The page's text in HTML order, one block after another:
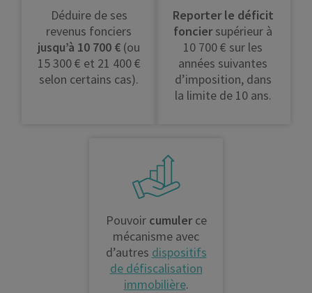
Déduire de ses
revenus fonciers
jusqu’à 10 700 € (ou
15 300 € et 21 400 €
selon certains cas).
Reporter le déficit
fonciersupérieur à
10 700 € sur les
années suivantes
d’imposition, dans
la limite de 10 ans.
Pouvoir cumulerce
mécanisme avec
d’autres dispositifs
de défiscalisation
immobilière.